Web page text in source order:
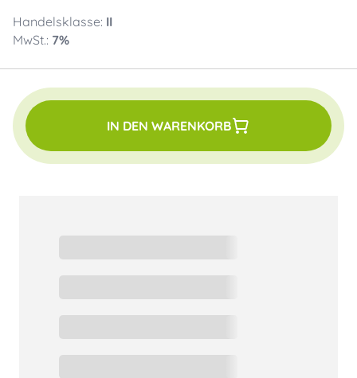
Handelsklasse: II
MwSt.: 7%
IN DEN WARENKORB